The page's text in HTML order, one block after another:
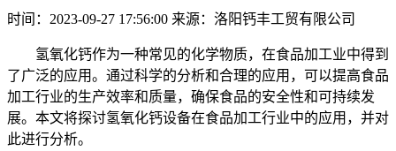
时间：2023-09-27 17:56:00 来源：洛阳钙丰工贸有限公司
氢氧化钙作为一种常见的化学物质，在食品加工业中得到
了广泛的应用。通过科学的分析和合理的应用，可以提高食品
加工行业的生产效率和质量，确保食品的安全性和可持续发
展。本文将探讨氢氧化钙设备在食品加工行业中的应用，并对
此进行分析。